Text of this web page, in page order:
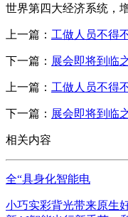
世界第四大经济系统，
上一篇： 工做人员不得
下一篇： 展会即将到临
上一篇： 工做人员不得
下一篇： 展会即将到临
相关内容
全“具身化智能电
小巧实彩背光带来原生